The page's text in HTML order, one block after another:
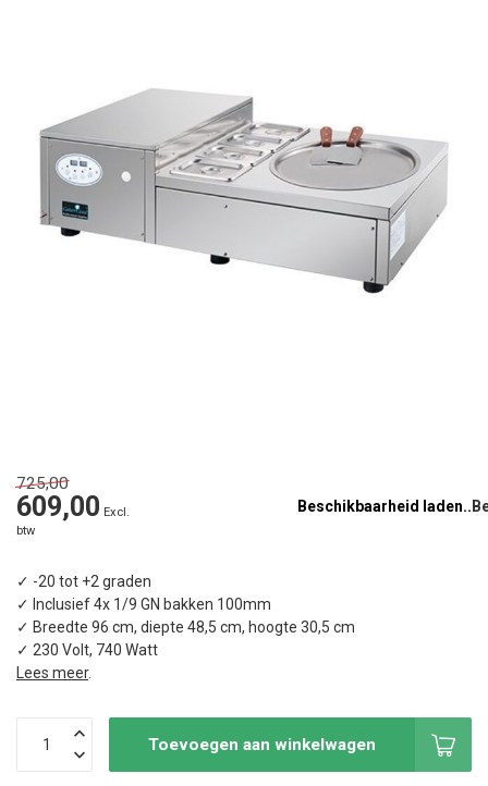
725,00
609,00 Excl.
btw
Beschikbaarheid laden..
✓ -20 tot +2 graden
✓ Inclusief 4x 1/9 GN bakken 100mm
✓ Breedte 96 cm, diepte 48,5 cm, hoogte 30,5 cm
✓ 230 Volt, 740 Watt
Lees meer.
Toevoegen aan winkelwagen